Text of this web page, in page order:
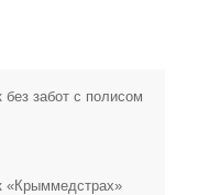
забот с полисом
«Крыммедстрах»